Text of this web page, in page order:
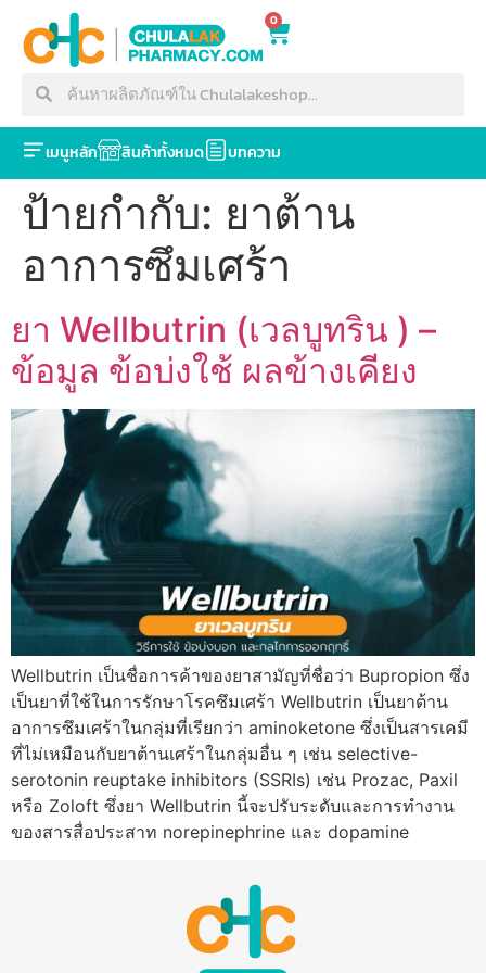
0
เมนูหลัก สินค้าทั้งหมด บทความ
ป้ายกำกับ: ยาต้าน
อาการซึมเศร้า
ยา Wellbutrin (เวลบูทริน ) –
ข้อมูล ข้อบ่งใช้ ผลข้างเคียง
Wellbutrin เป็นชื่อการค้าของยาสามัญที่ชื่อว่า Bupropion ซึ่ง
เป็นยาที่ใช้ในการรักษาโรคซึมเศร้า Wellbutrin เป็นยาต้าน
อาการซึมเศร้าในกลุ่มที่เรียกว่า aminoketone ซึ่งเป็นสารเคมี
ที่ไม่เหมือนกับยาต้านเศร้าในกลุ่มอื่น ๆ เช่น selective-
serotonin reuptake inhibitors (SSRIs) เช่น Prozac, Paxil
หรือ Zoloft ซึ่งยา Wellbutrin นี้จะปรับระดับและการทำงาน
ของสารสื่อประสาท norepinephrine และ dopamine